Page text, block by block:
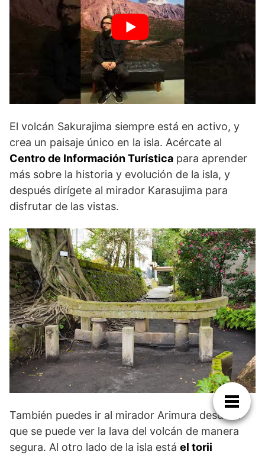
El volcán Sakurajima siempre está en activo, y
crea un paisaje único en la isla. Acércate al
Centro de Información Turística para aprender
más sobre la historia y evolución de la isla, y
después dirígete al mirador Karasujima para
disfrutar de las vistas.
También puedes ir al mirador Arimura desde el
que se puede ver la lava del volcán de manera
segura. Al otro lado de la isla está el torii